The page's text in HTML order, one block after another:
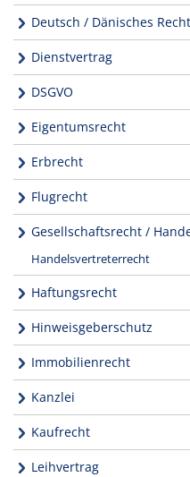
Deutsch / Dänisches Recht
Dienstvertrag
DSGVO
Eigentumsrecht
Erbrecht
Flugrecht
Gesellschaftsrecht /
Handelsvertreterrecht
Haftungsrecht
Hinweisgeberschutz
Immobilienrecht
Kanzlei
Kaufrecht
Leihvertrag